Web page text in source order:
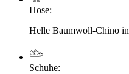
Hose:
Helle Baumwoll-Chino
Schuhe: